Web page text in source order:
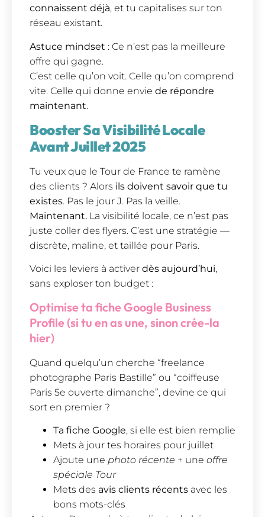
connaissent déjà, et tu capitalises sur ton
réseau existant.
Astuce mindset : Ce n’est pas la meilleure
offre qui gagne.
C’est celle qu’on voit. Celle qu’on comprend
vite. Celle qui donne envie de répondre
maintenant.
Booster Sa Visibilité Locale
Avant Juillet 2025
Tu veux que le Tour de France te ramène
des clients ? Alors ils doivent savoir que tu
existes. Pas le jour J. Pas la veille.
Maintenant. La visibilité locale, ce n’est pas
juste coller des flyers. C’est une stratégie —
discrète, maline, et taillée pour Paris.
Voici les leviers à activer dès aujourd’hui,
sans exploser ton budget :
Optimise ta fiche Google Business
Profile (si tu en as une, sinon crée-la
hier)
Quand quelqu’un cherche “freelance
photographe Paris Bastille” ou “coiffeuse
Paris 5e ouverte dimanche”, devine ce qui
sort en premier ?
Ta fiche Google, si elle est bien remplie
Mets à jour tes horaires pour juillet
Ajoute une photo récente + une offre
spéciale Tour
Mets des avis clients récents avec les
bons mots-clés